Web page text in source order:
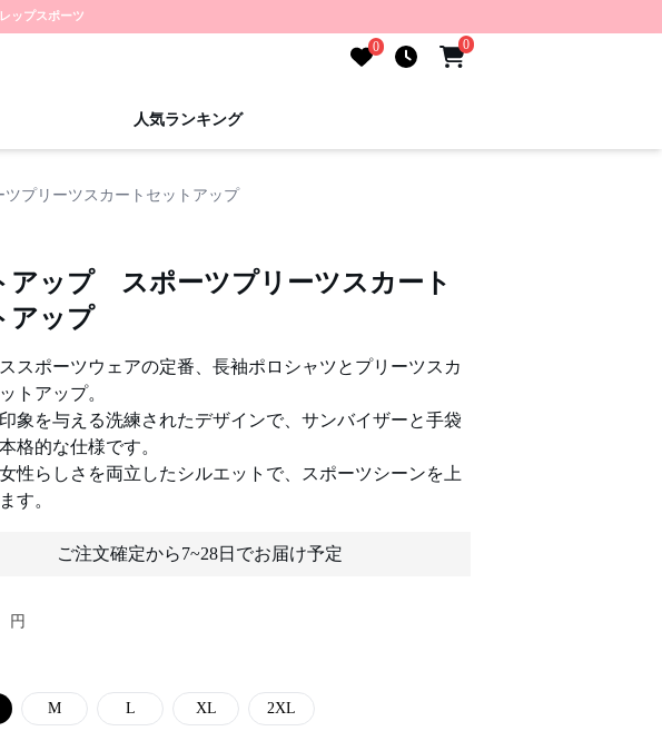
ップスポーツ
0 0
人気ランキング
プリーツスカートセットアップ
アップ スポーツプリーツスカート
アップ
スポーツウェアの定番、長袖ポロシャツとプリーツスカ
トアップ。
象を与える洗練されたデザインで、サンバイザーと手袋
格的な仕様です。
性らしさを両立したシルエットで、スポーツシーンを上
す。
ご注文確定から7~28日でお届け予定
円
M L XL 2XL